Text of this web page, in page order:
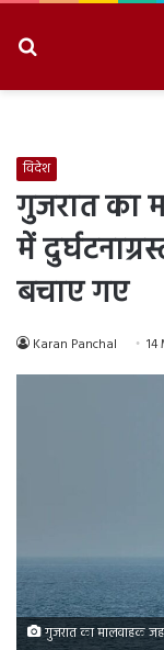
विदेश
गुजरात का
में
बचाए गए
Karan Panchal 14
गुजरात का मालवाहक